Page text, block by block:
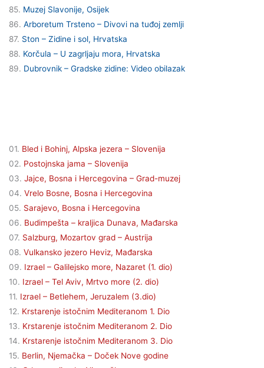
85. Muzej Slavonije, Osijek
86. Arboretum Trsteno – Divovi na tuđoj zemlji
87. Ston – Zidine i sol, Hrvatska
88. Korčula – U zagrljaju mora, Hrvatska
89. Dubrovnik – Gradske zidine: Video obilazak
01. Bled i Bohinj, Alpska jezera – Slovenija
02. Postojnska jama – Slovenija
03. Jajce, Bosna i Hercegovina – Grad-muzej
04. Vrelo Bosne, Bosna i Hercegovina
05. Sarajevo, Bosna i Hercegovina
06. Budimpešta – kraljica Dunava, Mađarska
07. Salzburg, Mozartov grad – Austrija
08. Vulkansko jezero Heviz, Mađarska
09. Izrael – Galilejsko more, Nazaret (1. dio)
10. Izrael – Tel Aviv, Mrtvo more (2. dio)
11. Izrael – Betlehem, Jeruzalem (3.dio)
12. Krstarenje istočnim Mediteranom 1. Dio
13. Krstarenje istočnim Mediteranom 2. Dio
14. Krstarenje istočnim Mediteranom 3. Dio
15. Berlin, Njemačka – Doček Nove godine